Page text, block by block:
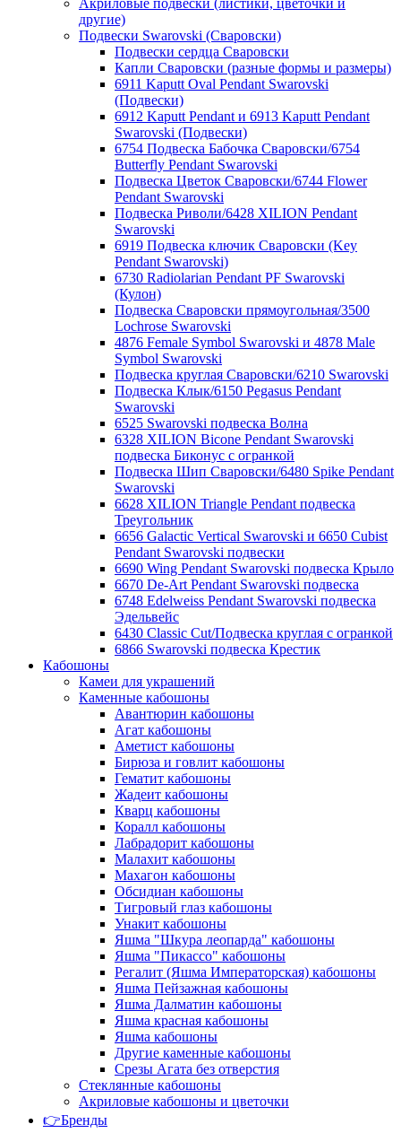
Акриловые подвески (листики, цветочки и
другие)
Подвески Swarovski (Сваровски)
Подвески сердца Сваровски
Капли Сваровски (разные формы и размеры)
6911 Kaputt Oval Pendant Swarovski
(Подвески)
6912 Kaputt Pendant и 6913 Kaputt Pendant
Swarovski (Подвески)
6754 Подвеска Бабочка Сваровски/6754
Butterfly Pendant Swarovski
Подвеска Цветок Сваровски/6744 Flower
Pendant Swarovski
Подвеска Риволи/6428 XILION Pendant
Swarovski
6919 Подвеска ключик Сваровски (Key
Pendant Swarovski)
6730 Radiolarian Pendant PF Swarovski
(Кулон)
Подвеска Сваровски прямоугольная/3500
Lochrose Swarovski
4876 Female Symbol Swarovski и 4878 Male
Symbol Swarovski
Подвеска круглая Сваровски/6210 Swarovski
Подвеска Клык/6150 Pegasus Pendant
Swarovski
6525 Swarovski подвеска Волна
6328 XILION Bicone Pendant Swarovski
подвеска Биконус c огранкой
Подвеска Шип Сваровски/6480 Spike Pendant
Swarovski
6628 XILION Triangle Pendant подвеска
Треугольник
6656 Galactic Vertical Swarovski и 6650 Cubist
Pendant Swarovski подвески
6690 Wing Pendant Swarovski подвеска Крыло
6670 De-Art Pendant Swarovski подвеска
6748 Edelweiss Pendant Swarovski подвеска
Эдельвейс
6430 Classic Cut/Подвеска круглая с огранкой
6866 Swarovski подвеска Крестик
Кабошоны
Камеи для украшений
Каменные кабошоны
Авантюрин кабошоны
Агат кабошоны
Аметист кабошоны
Бирюза и говлит кабошоны
Гематит кабошоны
Жадеит кабошоны
Кварц кабошоны
Коралл кабошоны
Лабрадорит кабошоны
Малахит кабошоны
Махагон кабошоны
Обсидиан кабошоны
Тигровый глаз кабошоны
Унакит кабошоны
Яшма "Шкура леопарда" кабошоны
Яшма "Пикассо" кабошоны
Регалит (Яшма Императорская) кабошоны
Яшма Пейзажная кабошоны
Яшма Далматин кабошоны
Яшма красная кабошоны
Яшма кабошоны
Другие каменные кабошоны
Срезы Агата без отверстия
Стеклянные кабошоны
Акриловые кабошоны и цветочки
👉Бренды